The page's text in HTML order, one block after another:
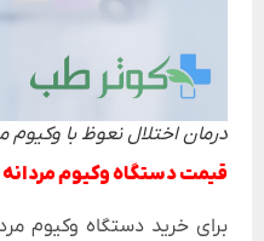
درمان اختلال نعوظ با وکیوم
قیمت دستگاه وکیوم مردانه
برای خرید دستگاه وکیوم